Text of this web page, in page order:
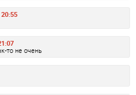
то не очень